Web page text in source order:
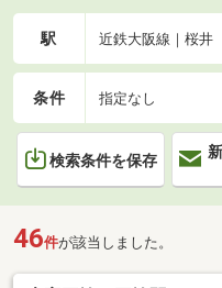
駅 近鉄大阪線｜桜井
条件 指定なし
検索条件を保存
46件が該当しました。